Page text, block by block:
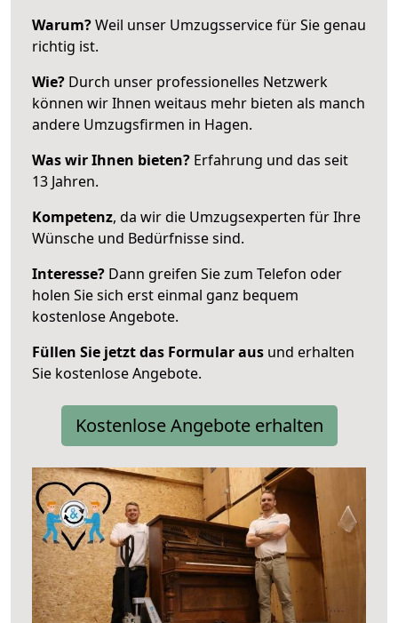
Warum?Weil unser Umzugsservice für Sie genau
richtig ist.
Wie? Durch unser professionelles Netzwerk
können wir Ihnen weitaus mehr bieten als manch
andere Umzugsfirmen in Hagen.
Was wir Ihnen bieten? Erfahrung und das seit
13 Jahren.
Kompetenz, da wir die Umzugsexperten für Ihre
Wünsche und Bedürfnisse sind.
Interesse? Dann greifen Sie zum Telefon oder
holen Sie sich erst einmal ganz bequem
kostenlose Angebote.
Füllen Sie jetzt das Formular aus und erhalten
Sie kostenlose Angebote.
Kostenlose Angebote erhalten